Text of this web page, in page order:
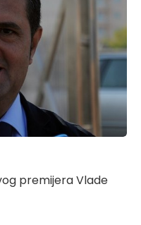
premijera Vlade